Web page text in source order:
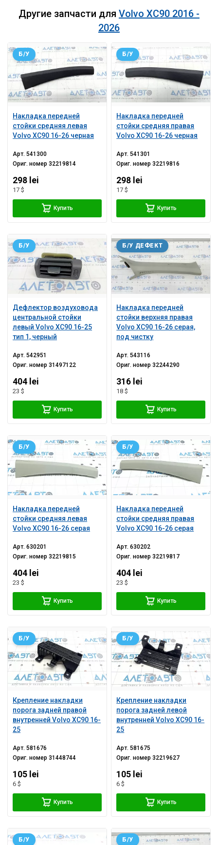
Другие запчасти для Volvo XC90 2016 -
2026
Накладка передней
стойки средняя левая
Volvo XC90 16-26 черная
Б/У
Арт.541300
Ориг. номер32219814
298 lei
17 $
Купить
Накладка передней
стойки средняя правая
Volvo XC90 16-26 черная
Б/У
Арт.541301
Ориг. номер32219816
298 lei
17 $
Купить
Дефлектор воздуховода
центральной стойки
левый Volvo XC90 16-25
тип 1, черный
Б/У
Арт.542951
Ориг. номер31497122
404 lei
23 $
Купить
Накладка передней
стойки верхняя правая
Volvo XC90 16-26 серая,
под чистку
Б/У ДЕФЕКТ
Арт.543116
Ориг. номер32244290
316 lei
18 $
Купить
Накладка передней
стойки средняя левая
Volvo XC90 16-26 серая
Б/У
Арт.630201
Ориг. номер32219815
404 lei
23 $
Купить
Накладка передней
стойки средняя правая
Volvo XC90 16-26 серая
Б/У
Арт.630202
Ориг. номер32219817
404 lei
23 $
Купить
Крепление накладки
порога задней правой
внутренней Volvo XC90 16-
25
Б/У
Арт.581676
Ориг. номер31448744
105 lei
6 $
Купить
Крепление накладки
порога задней левой
внутренней Volvo XC90 16-
25
Б/У
Арт.581675
Ориг. номер32219627
105 lei
6 $
Купить
Б/У Б/У